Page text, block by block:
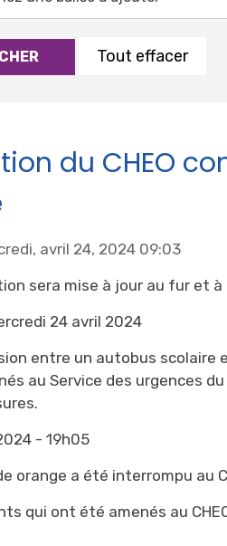
Tout effacer
du CHEO
avril 24, 2024 09:03
sera mise à jour au fur et
24 avril 2024
entre un autobus
au Service des urgences
- 19h05
orange a été interrompu au
qui ont été amenés au